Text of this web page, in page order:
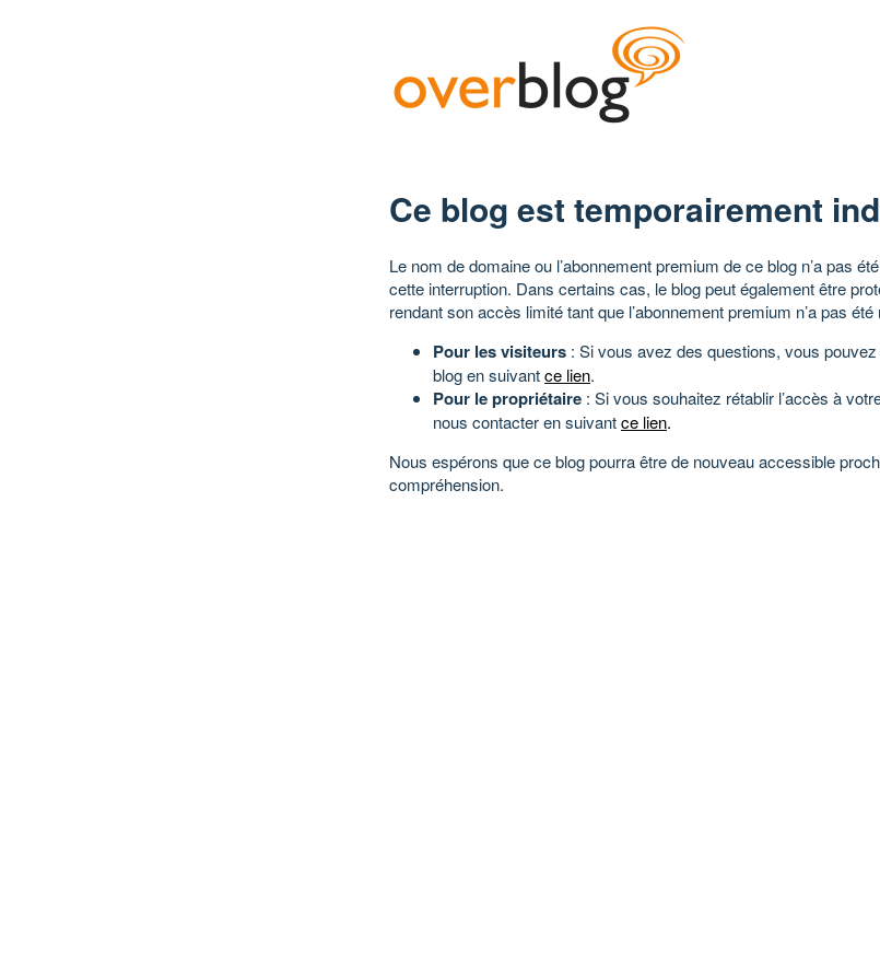
Ce blog est temporairement
Le nom de domaine ou l’abonnement premium de ce blog n’a pas
cette interruption. Dans certains cas, le blog peut également être
rendant son accès limité tant que l’abonnement premium n’a pas été
Pour les visiteurs : Si vous avez des questions, vous
blog en suivantce lien.
Pour le propriétaire : Si vous souhaitez rétablir l’accès à
nous contacter en suivantce lien.
Nous espérons que ce blog pourra être de nouveau accessible
compréhension.